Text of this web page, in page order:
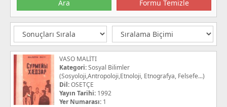
VASO MALİTI
Kategori:Sosyal Bilimler
(Sosyoloji,Antropoloji,Etnoloji, Etnografya, Felsefe...)
Dil:OSETÇE
Yayın Tarihi: 1992
Yer Numarası: 1